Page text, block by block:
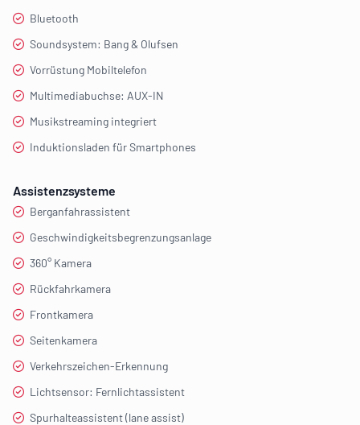
Bluetooth
Soundsystem: Bang & Olufsen
Vorrüstung Mobiltelefon
Multimediabuchse: AUX-IN
Musikstreaming integriert
Induktionsladen für Smartphones
Assistenzsysteme
Berganfahrassistent
Geschwindigkeitsbegrenzungsanlage
360° Kamera
Rückfahrkamera
Frontkamera
Seitenkamera
Verkehrszeichen-Erkennung
Lichtsensor: Fernlichtassistent
Spurhalteassistent (lane assist)